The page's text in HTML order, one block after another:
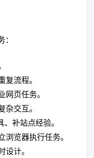
复流程。
网页任务。
杂交互。
补站点经验。
浏览器执行任务。
设计。